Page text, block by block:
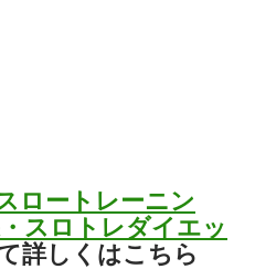
ロートレーニン
スロトレダイエッ
詳しくはこちら